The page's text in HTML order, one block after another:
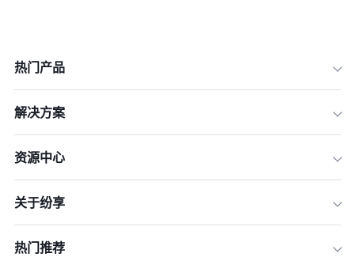
热门产品
解决方案
资源中心
关于纷享
热门推荐